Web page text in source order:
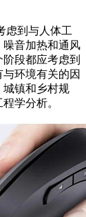
虑到与人体工
音加热和通风
段都应考虑到
环境有关的因
城镇和乡村规
学分析。